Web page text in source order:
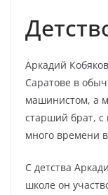
Аркадий
Саратове в
машинистом, а
старший брат, с
много времени
С детства
школе он